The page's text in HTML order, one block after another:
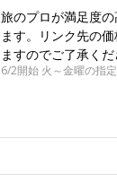
旅のプロが満足度
ます。リンク先の
ますのでご了承くだ
6/2開始 火～金曜の指